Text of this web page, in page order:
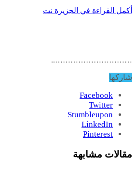
أكمل القراءة في الجزيرة نت
…………………………..
شاركها
Facebook
Twitter
Stumbleupon
LinkedIn
Pinterest
مقالات مشابهة